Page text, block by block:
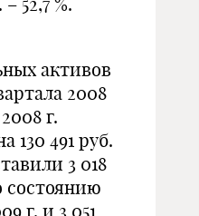
активов
2008
г.
130 491 руб.
3 018
состоянию
г. и 3 051